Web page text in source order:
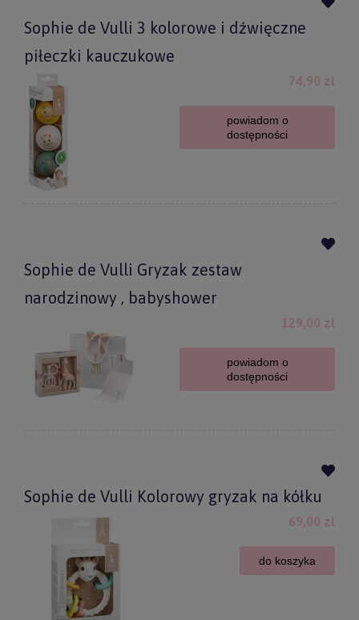
Sophie de Vulli 3 kolorowe i dźwięczne
piłeczki kauczukowe
74,90 zł
powiadom o
dostępności
Sophie de Vulli Gryzak zestaw
narodzinowy , babyshower
129,00 zł
powiadom o
dostępności
Sophie de Vulli Kolorowy gryzak na kółku
69,00 zł
do koszyka